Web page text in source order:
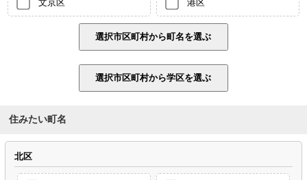
文京区 港区
住みたい町名
北区